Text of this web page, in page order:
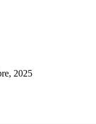
2025